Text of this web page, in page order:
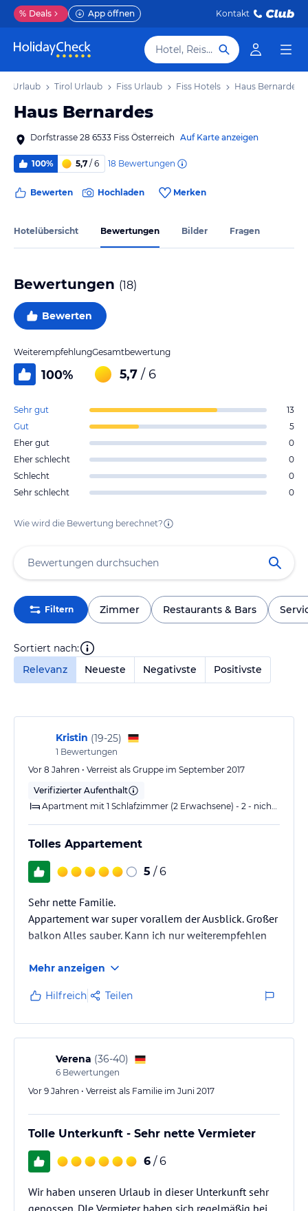
% Deals App öffnen Kontakt
Hotel, Reiseziel
Urlaub Tirol Urlaub Fiss Urlaub Fiss Hotels Haus Bernardes
Haus Bernardes
Dorfstrasse 28 6533 Fiss Österreich Auf Karte anzeigen
100% 5,7 / 6 18 Bewertungen
Bewerten Hochladen Merken
Hotelübersicht Bewertungen Bilder Fragen
Bewertungen (18)
Bewerten
Weiterempfehlung
100%
Gesamtbewertung
5,7 / 6
Sehr gut
13
Gut
5
Eher gut
0
Eher schlecht
0
Schlecht
0
Sehr schlecht
0
Wie wird die Bewertung berechnet?
Filtern Zimmer Restaurants & Bars
Sortiert nach:
Relevanz
Neueste Negativste Positivste
Kristin (19-25)
1 Bewertungen
Vor 8 Jahren • Verreist als Gruppe im September 2017
Verifizierter Aufenthalt
Apartment mit 1 Schlafzimmer (2 Erwachsene) - 2 - nicht kostenfrei stornierbar
Tolles Appartement
5 / 6
Sehr nette Familie.
Appartement war super vorallem der Ausblick. Großer
balkon Alles sauber. Kann ich nur weiterempfehlen
Mehr anzeigen
Hilfreich Teilen
Verena (36-40)
6 Bewertungen
Vor 9 Jahren • Verreist als Familie im Juni 2017
Tolle Unterkunft - Sehr nette Vermieter
6 / 6
Wir haben unseren Urlaub in dieser Unterkunft sehr
genossen. DIe Vermieter haben sich regelmäßig bei